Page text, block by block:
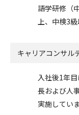
語学研修（
上、中検3
キャリアコンサル
入社後1年
長および人
実施していま